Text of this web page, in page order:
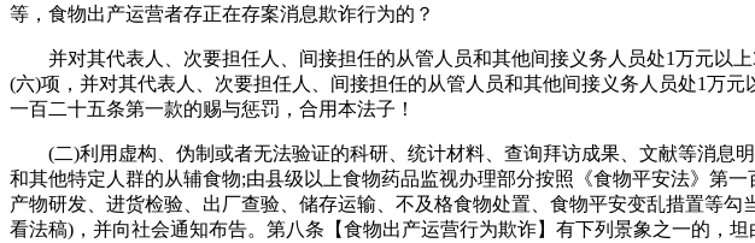
等，食物出产运营者存正在存案消息欺诈行为的？
并对其代表人、次要担任人、间接担任的从管人员和其他间接义务人员处1万元以上
(六)项，并对其代表人、次要担任人、间接担任的从管人员和其他间接义务人员处1万
一百二十五条第一款的赐与惩罚，合用本法子！
(二)利用虚构、伪制或者无法验证的科研、统计材料、查询拜访成果、文献等消息
和其他特定人群的从辅食物;由县级以上食物药品监视办理部分按照《食物平安法》第
产物研发、进货检验、出厂查验、储存运输、不及格食物处置、食物平安变乱措置等
看法稿)，并向社会通知布告。第八条【食物出产运营行为欺诈】有下列景象之一的，